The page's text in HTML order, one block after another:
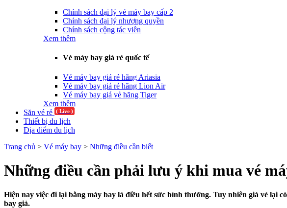
Chính sách đại lý vé máy bay cấp 2
Chính sách đại lý nhượng quyền
Chính sách cộng tác viên
Xem thêm
Vé máy bay giá rẻ quốc tế
Vé máy bay giá rẻ hãng Ariasia
Vé máy bay giá rẻ hãng Lion Air
Vé máy bay giá vẻ hãng Tiger
Xem thêm
Săn vé rẻ ( Live )
Thiết bị du lịch
Địa điểm du lịch
Trang chủ > Vé máy bay > Những điều cần biết
Những điều cần phải lưu ý khi mua vé
Hiện nay việc đi lại bằng máy bay là điều hết sức bình thường. Tuy nhiên giá vé lại
bay giả.